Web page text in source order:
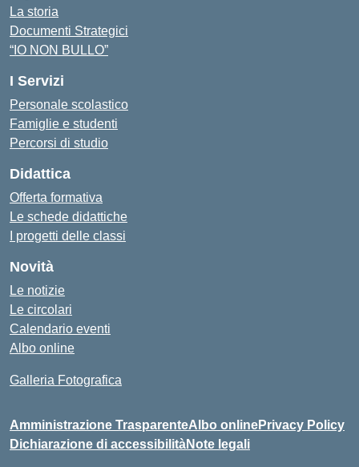
La storia
Documenti Strategici
“IO NON BULLO”
I Servizi
Personale scolastico
Famiglie e studenti
Percorsi di studio
Didattica
Offerta formativa
Le schede didattiche
I progetti delle classi
Novità
Le notizie
Le circolari
Calendario eventi
Albo online
Galleria Fotografica
Amministrazione TrasparenteAlbo onlinePrivacy Policy
Dichiarazione di accessibilitàNote legali